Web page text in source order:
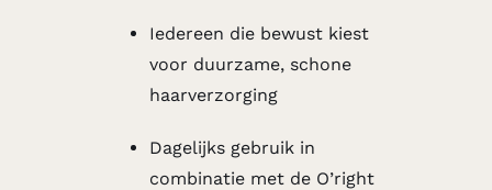
Iedereen die bewust kiest
voor duurzame, schone
haarverzorging
Dagelijks gebruik in
combinatie met de O’right